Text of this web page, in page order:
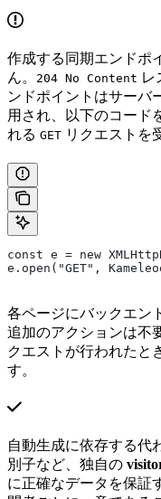
作成する同期エンドポ
ん。
204 No Content レ
ンドポイントはサーバ
用され、以下のコード
れる GET リクエストを
const e = new
e.open("GET",
各ページにバックエン
追加のアクションは不
クエストが行われたと
す。
自動生成に依存する代
別子など、独自の
に正確なデータを保証